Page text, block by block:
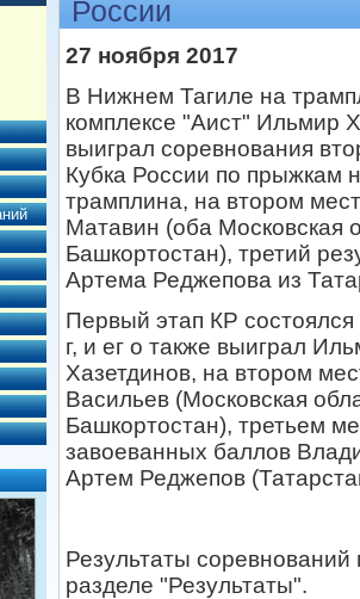
России
27 ноября 2017
В Нижнем Тагиле на
комплексе "Аист" Ильмир
выиграл соревнования
Кубка России по прыжкам
трамплина, на втором
Матавин (оба Московская
Башкортостан), третий
Артема Реджепова из
Первый этап КР
г, и ег о также выиграл
Хазетдинов, на втором
Васильев (Московская
Башкортостан), третьем
завоеванных баллов
Артем Реджепов
Результаты
разделе "Результаты".